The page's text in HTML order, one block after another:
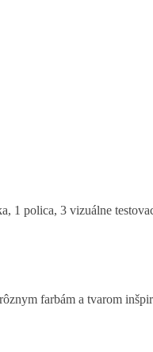
1 polica, 3 vizuálne
farbám a tvarom